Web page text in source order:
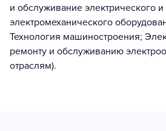
и обслуживание электрического и
электромеханического
Технология машиностроения;
ремонту и обслуживанию
отраслям).